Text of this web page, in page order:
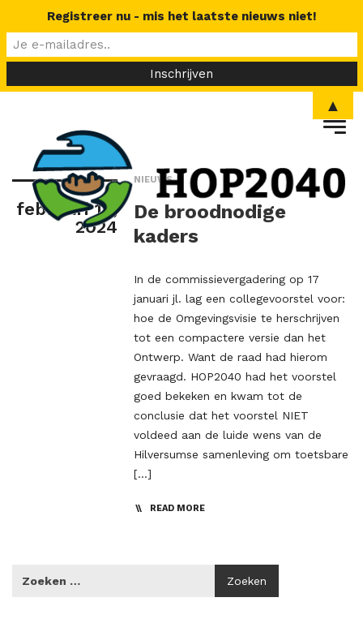
februari 18,
2024
NIEUWS
De broodnodige
kaders
In de commissievergadering op 17
januari jl. lag een collegevoorstel voor:
hoe de Omgevingsvisie te herschrijven
tot een compactere versie dan het
Ontwerp. Want de raad had hierom
gevraagd. HOP2040 had het voorstel
goed bekeken en kwam tot de
conclusie dat het voorstel NIET
voldeed aan de luide wens van de
Hilversumse samenleving om toetsbare
[…]
READ MORE
Registreer nu - mis het laatste nieuws niet!
▲